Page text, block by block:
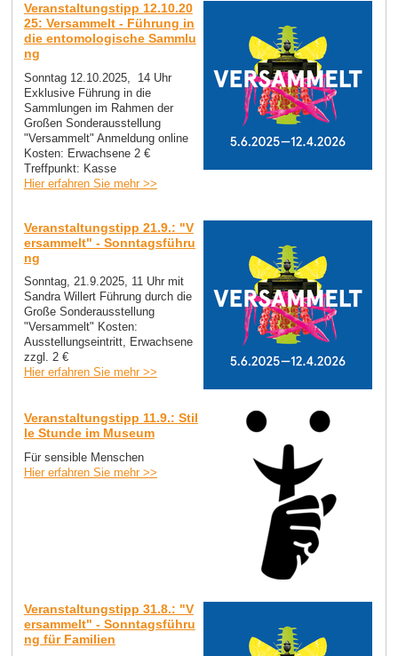
Veranstaltungstipp 12.10.20
25: Versammelt - Führung in
die entomologische Sammlu
ng
Sonntag 12.10.2025, 14 Uhr
Exklusive Führung in die
Sammlungen im Rahmen der
Großen Sonderausstellung
"Versammelt" Anmeldung online
Kosten: Erwachsene 2 €
Treffpunkt: Kasse
Hier erfahren Sie mehr >>
Veranstaltungstipp 21.9.: "V
ersammelt" - Sonntagsführu
ng
Sonntag, 21.9.2025, 11 Uhr mit
Sandra Willert Führung durch die
Große Sonderausstellung
"Versammelt" Kosten:
Ausstellungseintritt, Erwachsene
zzgl. 2 €
Hier erfahren Sie mehr >>
Veranstaltungstipp 11.9.: Stil
le Stunde im Museum
Für sensible Menschen
Hier erfahren Sie mehr >>
Veranstaltungstipp 31.8.: "V
ersammelt" - Sonntagsführu
ng für Familien